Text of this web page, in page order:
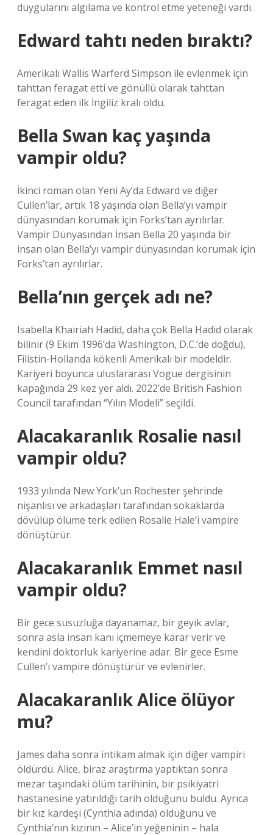
duygularını algılama ve kontrol etme yeteneği vardı.
Edward tahtı neden bıraktı?
Amerikalı Wallis Warferd Simpson ile evlenmek için
tahttan feragat etti ve gönüllü olarak tahttan
feragat eden ilk İngiliz kralı oldu.
Bella Swan kaç yaşında
vampir oldu?
İkinci roman olan Yeni Ay’da Edward ve diğer
Cullen’lar, artık 18 yaşında olan Bella’yı vampir
dünyasından korumak için Forks’tan ayrılırlar.
Vampir Dünyasından İnsan Bella 20 yaşında bir
insan olan Bella’yı vampir dünyasından korumak için
Forks’tan ayrılırlar.
Bella’nın gerçek adı ne?
Isabella Khairiah Hadid, daha çok Bella Hadid olarak
bilinir (9 Ekim 1996’da Washington, D.C.’de doğdu),
Filistin-Hollanda kökenli Amerikalı bir modeldir.
Kariyeri boyunca uluslararası Vogue dergisinin
kapağında 29 kez yer aldı. 2022’de British Fashion
Council tarafından “Yılın Modeli” seçildi.
Alacakaranlık Rosalie nasıl
vampir oldu?
1933 yılında New York’un Rochester şehrinde
nişanlısı ve arkadaşları tarafından sokaklarda
dövülüp ölüme terk edilen Rosalie Hale’i vampire
dönüştürür.
Alacakaranlık Emmet nasıl
vampir oldu?
Bir gece susuzluğa dayanamaz, bir geyik avlar,
sonra asla insan kanı içmemeye karar verir ve
kendini doktorluk kariyerine adar. Bir gece Esme
Cullen’ı vampire dönüştürür ve evlenirler.
Alacakaranlık Alice ölüyor
mu?
James daha sonra intikam almak için diğer vampiri
öldürdü. Alice, biraz araştırma yaptıktan sonra
mezar taşındaki ölüm tarihinin, bir psikiyatri
hastanesine yatırıldığı tarih olduğunu buldu. Ayrıca
bir kız kardeşi (Cynthia adında) olduğunu ve
Cynthia’nın kızının – Alice’in yeğeninin – hala